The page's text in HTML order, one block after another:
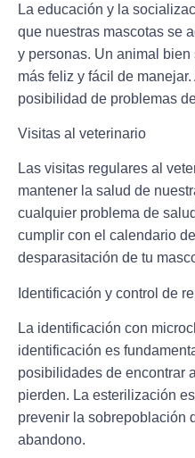
La educación y la
que nuestras mascotas se
y personas. Un animal
más feliz y fácil de
posibilidad de problemas
Visitas al veterinario
Las visitas regulares al
mantener la salud de
cualquier problema de
cumplir con el calendario
desparasitación de tu
Identificación y control de
La identificación con
identificación es
posibilidades de encontrar
pierden. La esterilización
prevenir la sobrepoblación
abandono.